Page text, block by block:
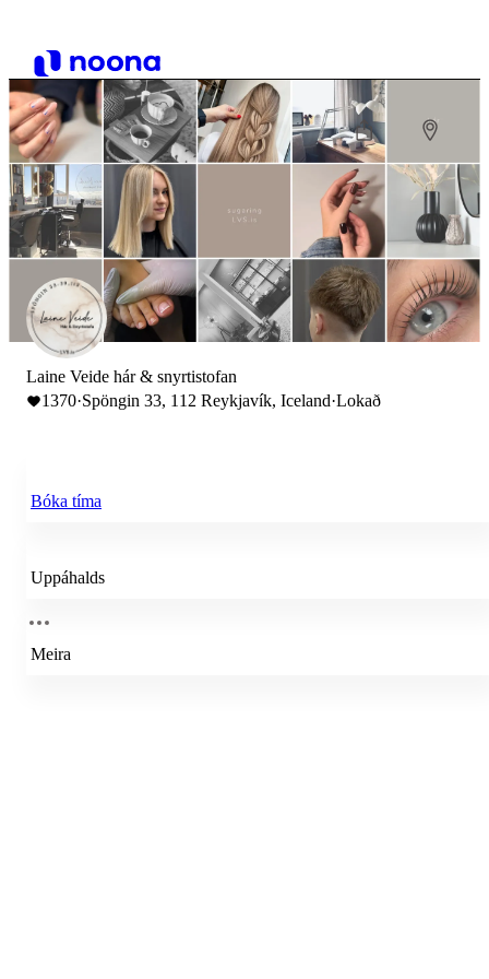
Laine Veide hár & snyrtistofan
1370·Spöngin 33, 112 Reykjavík, Iceland·Lokað
Bóka tíma
Uppáhalds
Meira